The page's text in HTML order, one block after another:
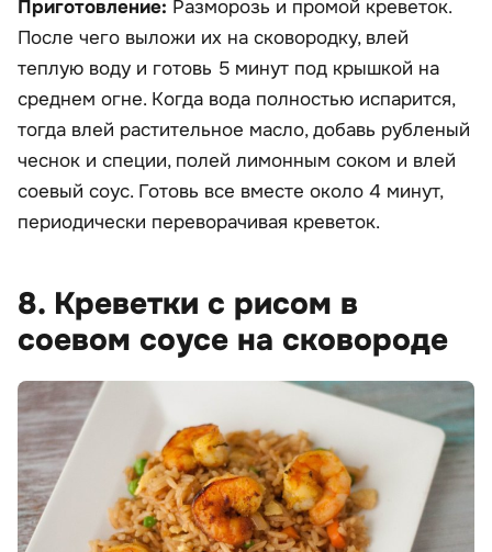
Приготовление: Разморозь и промой креветок.
После чего выложи их на сковородку, влей
теплую воду и готовь 5 минут под крышкой на
среднем огне. Когда вода полностью испарится,
тогда влей растительное масло, добавь рубленый
чеснок и специи, полей лимонным соком и влей
соевый соус. Готовь все вместе около 4 минут,
периодически переворачивая креветок.
8. Креветки с рисом в
соевом соусе на сковороде